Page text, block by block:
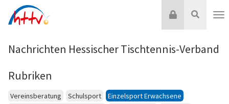
Inhalt
Suche
Login
Nachrichten Hessischer Tischtennis-Verband
Rubriken
Vereinsberatung Schulsport
Einzelsport Erwachsene